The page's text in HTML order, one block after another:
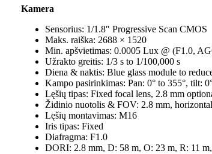
Kamera
Sensorius: 1/1.8″ Progressive Scan CMOS
Maks. raiška:2688 × 1520
Min. apšvietimas:0.0005 Lux @ (F1.0,
Užrakto greitis: 1/3 s to 1/100,000 s
Diena & naktis:Blue glass module to
Kampo pasirinkimas:Pan: 0° to 355°, tilt:
Lęšių tipas:Fixed focal lens, 2.8 mm
Židinio nuotolis & FOV:2.8 mm,
Lęšių montavimas:M16
Iris tipas:Fixed
Diafragma:F1.0
DORI:2.8 mm, D: 58 m, O: 23 m, R: 11